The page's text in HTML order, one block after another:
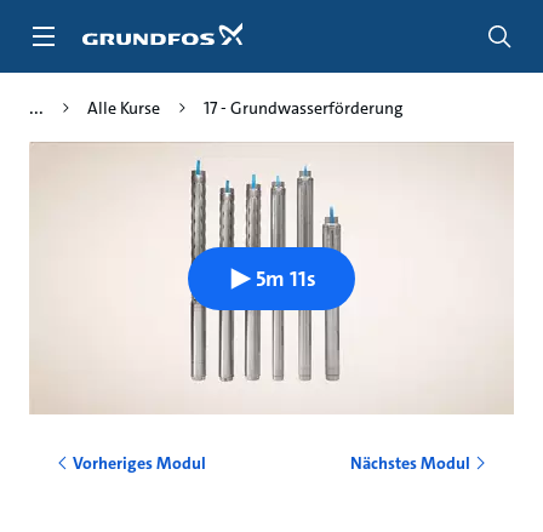
Inhalt
Alle Kurse 17 - Grundwasserförderung
5m 11s
Vorheriges Modul Nächstes Modul